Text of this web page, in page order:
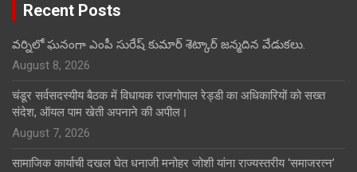
Recent Posts
వర్నిలో ఘనంగా ఎంపీ సురేష్ కుమార్ శెట్కార్ జన్మదిన వేడుకలు.
August 8, 2026
चंडूर सर्वसदस्यीय बैठक में विधायक राजगोपाल रेड्डी का अधिकारियों को सख्त
संदेश, ऑयल पाम खेती अपनाने की अपील।
August 7, 2026
सामाजिक कार्याची दखल घेत धनाजी मनोहर जोशी यांना राज्यस्तरीय ‘समाजरत्न’